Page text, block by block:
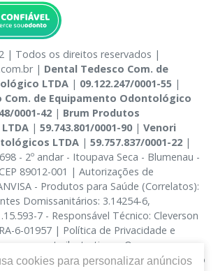
| Todos os direitos reservados |
| Dental Tedesco Com. de
LTDA | 09.122.247/0001-55 |
Com. de Equipamento Odontológico
0001-42 | Brum Produtos
| 59.743.801/0001-90| Venori
LTDA | 59.757.837/0001-22 |
- 2º andar - Itoupava Seca - Blumenau -
89012-001 | Autorizações de
- Produtos para Saúde (Correlatos):
Domissanitários: 3.14254-6,
7 - Responsável Técnico: Cleverson
6-01957 | Política de Privacidade e
meramente ilustrativas - Os preços e
virtual estão sujeitos a alterações. Em caso
cookies para personalizar anúncios